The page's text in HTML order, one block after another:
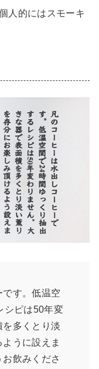
人的にはスモーキ
です。低温空
シピは50年変
多くとり淡
うに設えま
飲みくださ